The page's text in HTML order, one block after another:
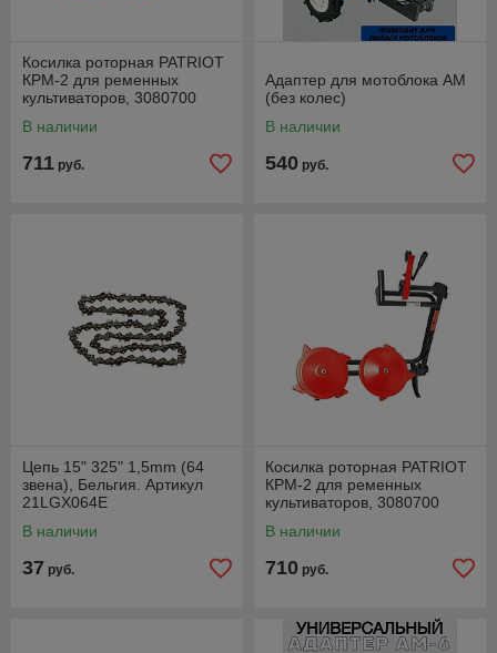
Косилка роторная PATRIOT
КРМ-2 для ременных
культиваторов, 3080700
В наличии
711 руб.
Адаптер для мотоблока АМ
(без колес)
В наличии
540 руб.
Цепь 15" 325" 1,5mm (64
звена), Бельгия. Артикул
21LGX064E
В наличии
37 руб.
Косилка роторная PATRIOT
КРМ-2 для ременных
культиваторов, 3080700
В наличии
710 руб.